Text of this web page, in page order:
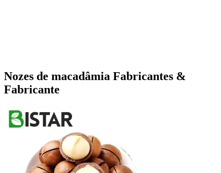
Nozes de macadâmia Fabricantes &
Fabricante